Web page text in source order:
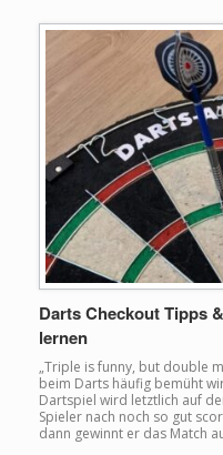
Darts Checkout Tipps
lernen
„Triple is funny, but double
beim Darts häufig bemüht
Dartspiel wird letztlich auf
Spieler nach noch so gut
dann gewinnt er das Match